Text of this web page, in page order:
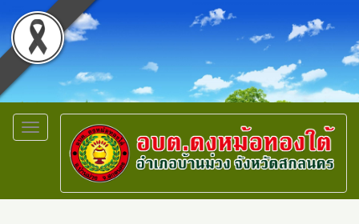
Toggle
navigation